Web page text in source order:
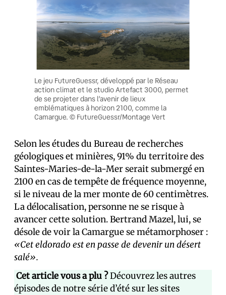
Le jeu FutureGuessr, développé par le Réseau
action climat et le studio Artefact 3000, permet
de se projeter dans l’avenir de lieux
emblématiques à horizon 2100, comme la
Camargue. © FutureGuessr/Montage Vert
Selon les études du Bureau de recherches
géologiques et minières, 91% du territoire des
Saintes-Maries-de-la-Mer serait submergé en
2100 en cas de tempête de fréquence moyenne,
si le niveau de la mer monte de 60 centimètres.
La délocalisation, personne ne se risque à
avancer cette solution. Bertrand Mazel, lui, se
désole de voir la Camargue se métamorphoser :
«Cet eldorado est en passe de devenir un désert
salé».
Cet article vous a plu ?Découvrez les autres
épisodes de notre série d’été sur les sites